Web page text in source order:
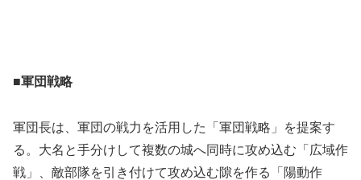
■軍団戦略
軍団長は、軍団の戦力を活用した「軍団戦略」を提案す
る。大名と手分けして複数の城へ同時に攻め込む「広域作
戦」、敵部隊を引き付けて攻め込む隙を作る「陽動作